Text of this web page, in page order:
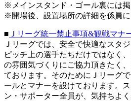
※メインスタンド・ゴール裏には掲
※開場後、設置場所の詳細を係員に
■ Ｊリーグ統一禁止事項&観戦マナ
Ｊリーグでは、安全で快適なスタ
ピッチ上の選手たちだけではなく
の雰囲気づくりにご協力頂きたく
ております。そのためにＪリーグ
ールとマナーを設けております。
ン・サポーター全員が、気持ちよ